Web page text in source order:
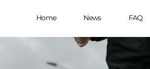
Home News FAQ